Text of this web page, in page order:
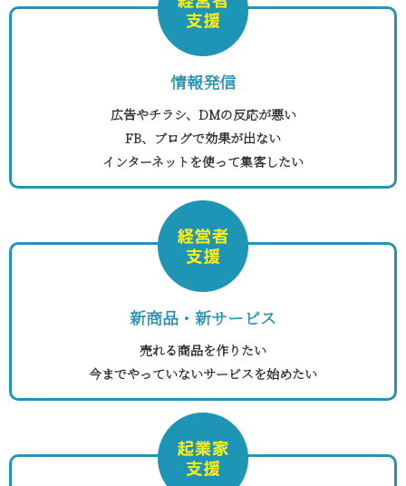
情報発信
広告やチラシ、DMの反応が悪い
FB、ブログで効果が出ない
インターネットを使って集客したい
新商品・新サービス
売れる商品を作りたい
今までやっていないサービスを始めたい